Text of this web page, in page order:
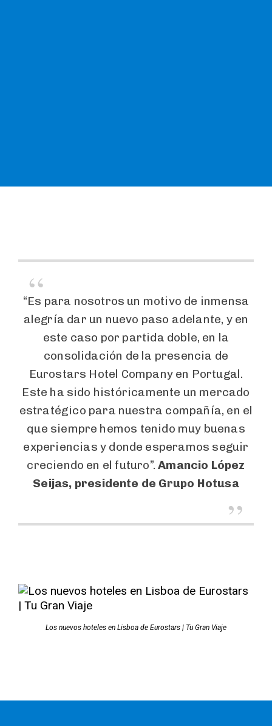
“Es para nosotros un motivo de inmensa
alegría dar un nuevo paso adelante, y en
este caso por partida doble, en la
consolidación de la presencia de
Eurostars Hotel Company en Portugal.
Este ha sido históricamente un mercado
estratégico para nuestra compañía, en el
que siempre hemos tenido muy buenas
experiencias y donde esperamos seguir
creciendo en el futuro”.Amancio López
Seijas, presidente de Grupo Hotusa
Los nuevos hoteles en Lisboa de Eurostars | Tu Gran Viaje